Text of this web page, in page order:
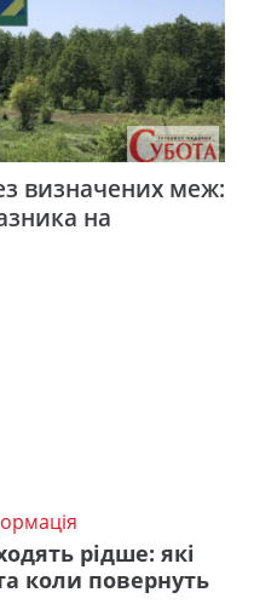
визначених меж:
на
рідше: які
коли повернуть